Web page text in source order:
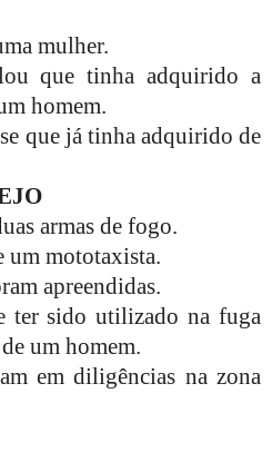
mulher.
que tinha adquirido a
homem.
que já tinha adquirido de
armas de fogo.
um mototaxista.
apreendidas.
ter sido utilizado na fuga
um homem.
em diligências na zona